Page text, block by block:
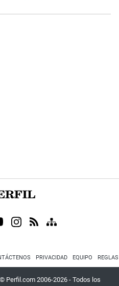
PRIVACIDAD EQUIPO
Perfil.com 2006-2026 - Todos los